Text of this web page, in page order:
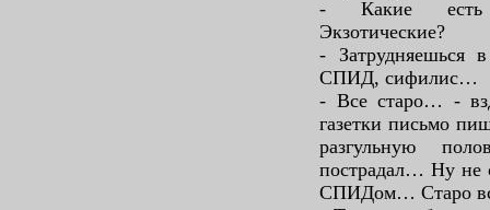
- Какие есть
Экзотические?
- Затрудняешься
СПИД, сифилис…
- Все старо… -
газетки письмо
разгульную
пострадал… Ну не
СПИДом… Старо